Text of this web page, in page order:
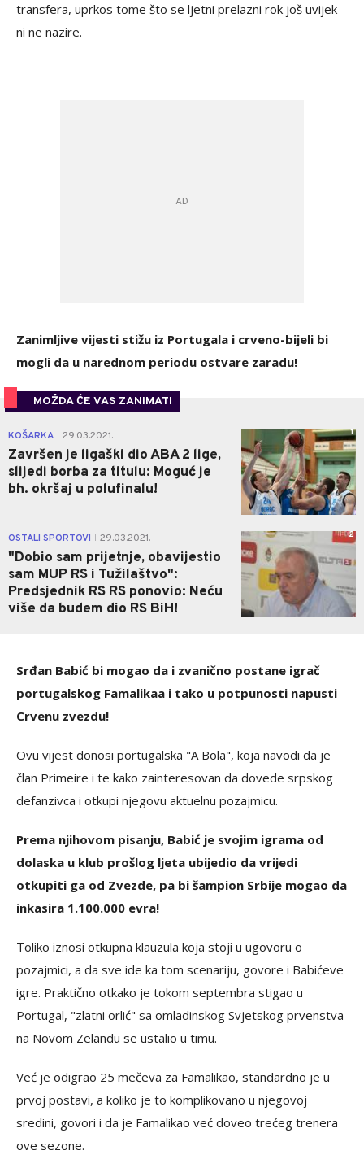
transfera, uprkos tome što se ljetni prelazni rok još uvijek
ni ne nazire.
Zanimljive vijesti stižu iz Portugala i crveno-bijeli bi
mogli da u narednom periodu ostvare zaradu!
MOŽDA ĆE VAS ZANIMATI
KOŠARKA 29.03.2021.
Završen je ligaški dio ABA 2 lige,
slijedi borba za titulu: Moguć je
bh. okršaj u polufinalu!
1
OSTALI SPORTOVI 29.03.2021.
"Dobio sam prijetnje, obavijestio
sam MUP RS i Tužilaštvo":
Predsjednik RS RS ponovio: Neću
više da budem dio RS BiH!
2
Srđan Babić bi mogao da i zvanično postane igrač
portugalskog Famalikaa i tako u potpunosti napusti
Crvenu zvezdu!
Ovu vijest donosi portugalska "A Bola", koja navodi da je
član Primeire i te kako zainteresovan da dovede srpskog
defanzivca i otkupi njegovu aktuelnu pozajmicu.
Prema njihovom pisanju, Babić je svojim igrama od
dolaska u klub prošlog ljeta ubijedio da vrijedi
otkupiti ga od Zvezde, pa bi šampion Srbije mogao da
inkasira 1.100.000 evra!
Toliko iznosi otkupna klauzula koja stoji u ugovoru o
pozajmici, a da sve ide ka tom scenariju, govore i Babićeve
igre. Praktično otkako je tokom septembra stigao u
Portugal, "zlatni orlić" sa omladinskog Svjetskog prvenstva
na Novom Zelandu se ustalio u timu.
Već je odigrao 25 mečeva za Famalikao, standardno je u
prvoj postavi, a koliko je to komplikovano u njegovoj
sredini, govori i da je Famalikao već doveo trećeg trenera
ove sezone.